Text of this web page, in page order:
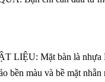
LIỆU: Mặt bàn là nhựa
bền màu và bề mặt nhẵn